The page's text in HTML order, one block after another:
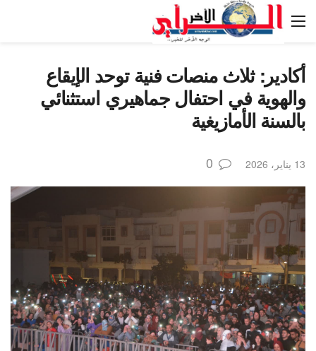
أكادير: ثلاث منصات فنية توحد الإيقاع
والهوية في احتفال جماهيري استثنائي
بالسنة الأمازيغية
13 يناير، 2026 0